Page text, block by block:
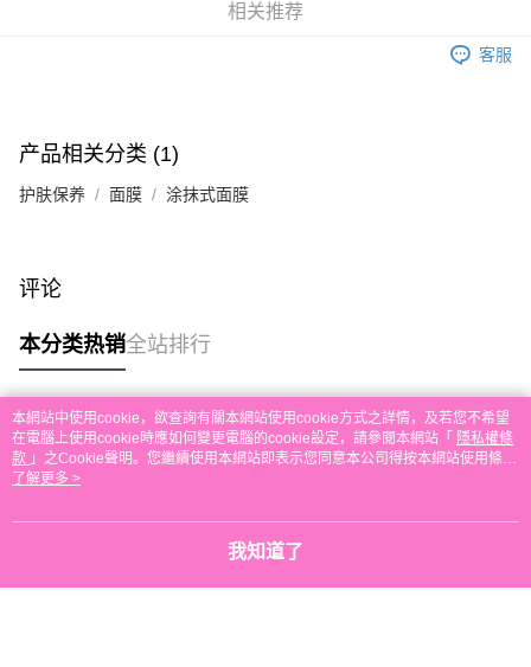
本地配送
每笔HK$30.00，满HK$580.00(含以上)免运费
相关推荐
客服
产品相关分类 (1)
护肤保养 面膜 涂抹式面膜
评论
本分类热销全站排行
热门标签
热销排行
本網站中使用cookie，欲查詢有關本網站使用cookie方式之詳情，及若您不希望
在電腦上使用cookie時應如何變更電腦的cookie設定，請參閱本網站「 隱私權條
款 」之Cookie聲明。您繼續使用本網站即表示您同意本公司得按本網站使用條款
之Cookie聲明使用cookie。
了解更多 >
我知道了